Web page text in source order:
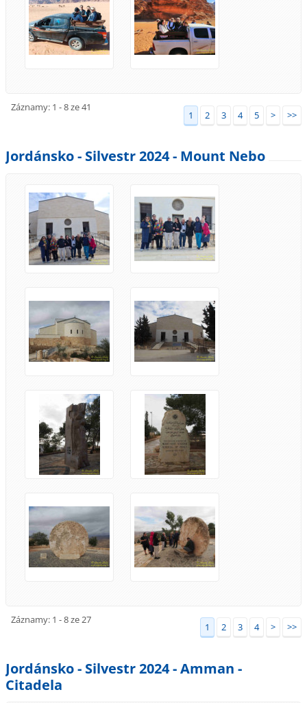
Záznamy: 1 - 8 ze 41
1 2 3 4 5 > >>
Jordánsko - Silvestr 2024 - Mount Nebo
Záznamy: 1 - 8 ze 27
1 2 3 4 > >>
Jordánsko - Silvestr 2024 - Amman -
Citadela